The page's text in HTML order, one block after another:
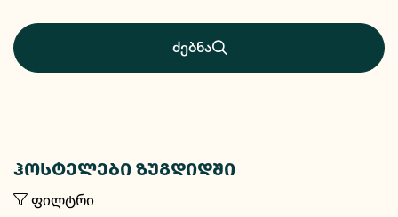
ძებნა
ჰოსტელები ზუგდიდში
ფილტრი